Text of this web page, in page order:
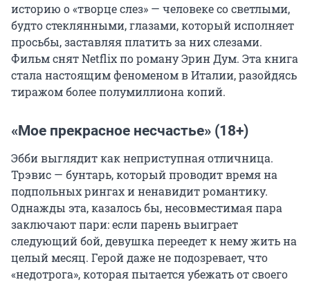
историю о «творце слез» — человеке со светлыми,
будто стеклянными, глазами, который исполняет
просьбы, заставляя платить за них слезами.
Фильм снят Netflix по роману Эрин Дум. Эта книга
стала настоящим феноменом в Италии, разойдясь
тиражом более полумиллиона копий.
«Мое прекрасное несчастье» (18+)
Эбби выглядит как неприступная отличница.
Трэвис — бунтарь, который проводит время на
подпольных рингах и ненавидит романтику.
Однажды эта, казалось бы, несовместимая пара
заключают пари: если парень выиграет
следующий бой, девушка переедет к нему жить на
целый месяц. Герой даже не подозревает, что
«недотрога», которая пытается убежать от своего